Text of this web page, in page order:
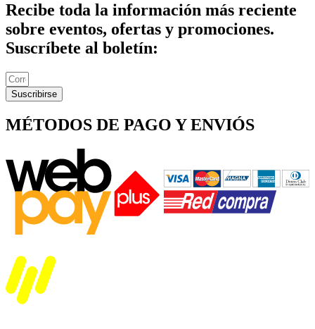
Recibe toda la información más reciente
sobre eventos, ofertas y promociones.
Suscríbete al boletín:
Suscribirse
MÉTODOS DE PAGO Y ENVIÓS